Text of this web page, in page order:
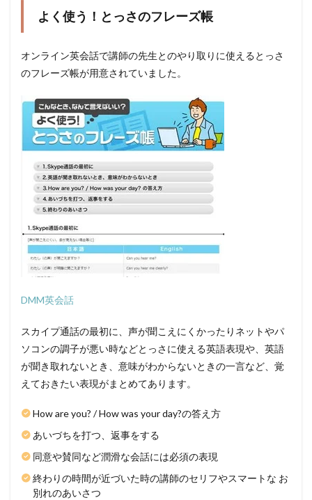
よく使う！とっさのフレーズ帳
オンライン英会話で講師の先生とのやり取りに使えるとっさ
のフレーズ帳が用意されていました。
DMM英会話
スカイプ通話の最初に、声が聞こえにくかったりネットやパ
ソコンの調子が悪い時などとっさに使える英語表現や、英語
が聞き取れないとき、意味がわからないときの一言など、覚
えておきたい表現がまとめてあります。
How are you? / How was your day?の答え方
あいづちを打つ、返事をする
同意や賛同など潤滑な会話には必須の表現
終わりの時間が近づいた時の講師のセリフやスマートな お
別れのあいさつ